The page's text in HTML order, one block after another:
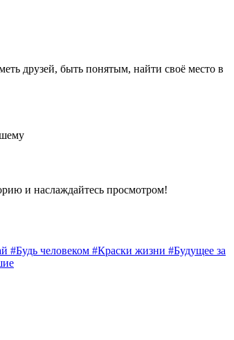
друзей, быть понятым, найти своё место в
и наслаждайтесь просмотром!
#Будь человеком #Краски жизни #Будущее за